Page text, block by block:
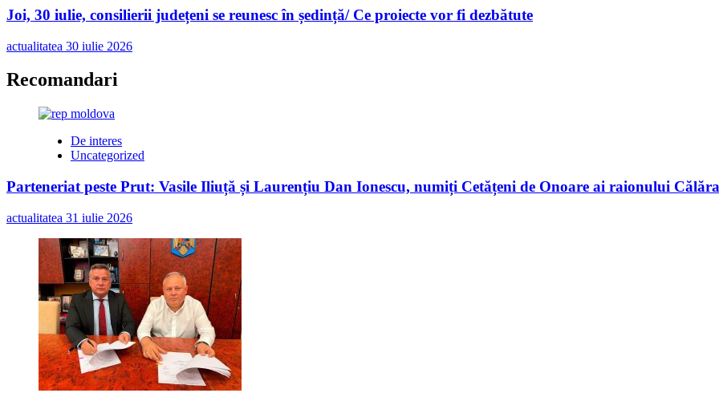
Joi, 30 iulie, consilierii județeni se reunesc în ședință/ Ce proiecte vor fi dezbătute
actualitatea 30 iulie 2026
Recomandari
De interes
Uncategorized
Parteneriat peste Prut: Vasile Iliuță și Laurențiu Dan Ionescu, numiți Cetățeni de Onoare ai raionului
actualitatea 31 iulie 2026